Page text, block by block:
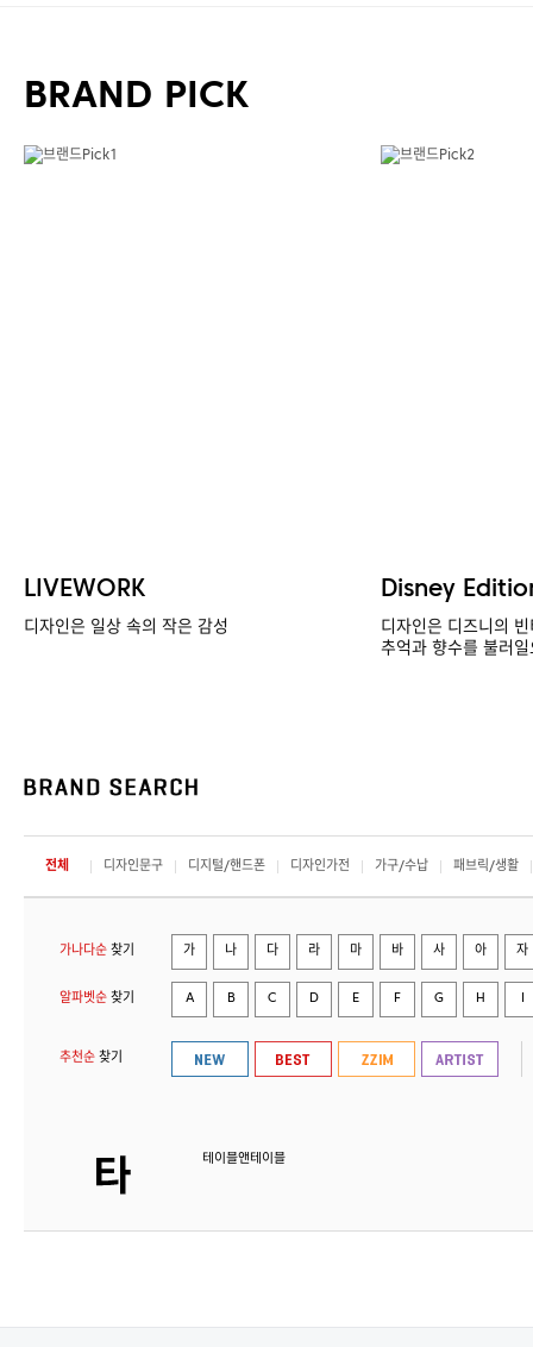
BRAND PICK
LIVEWORK
디자인은 일상 속의 작은 감성
Disney
디자인은 디즈니의
추억과 향수를 불러
전체 디자인문구 디지털/핸드폰 디자인가전 가구/수납 패브릭/생활
가나다순 찾기 가 나 다 라 마 바 사 아 자
알파벳순 찾기 A B C D E F G H
추천순 찾기
테이블앤테이블